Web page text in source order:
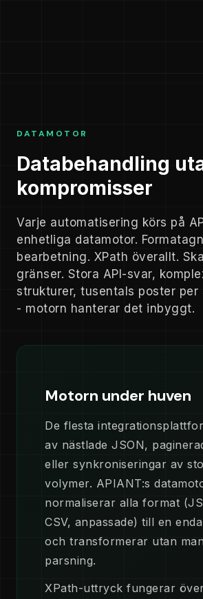
DATAMOTOR
Databehandling
kompromisser
Varje automatisering körs på
enhetliga datamotor.
bearbetning. XPath överallt.
gränser. Stora API-svar,
strukturer, tusentals poster per
- motorn hanterar det inbyggt.
Motorn under huven
De flesta
av nästlade JSON,
eller synkroniseringar av
volymer. APIANT:s
normaliserar alla format
CSV, anpassade) till en
och transformerar utan
parsning.
XPath-uttryck fungerar